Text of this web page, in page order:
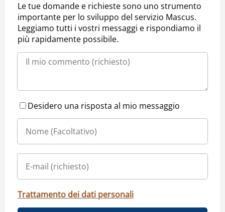
Le tue domande e richieste sono uno strumento
importante per lo sviluppo del servizio Mascus.
Leggiamo tutti i vostri messaggi e rispondiamo il
più rapidamente possibile.
Desidero una risposta al mio messaggio
Trattamento dei dati personali